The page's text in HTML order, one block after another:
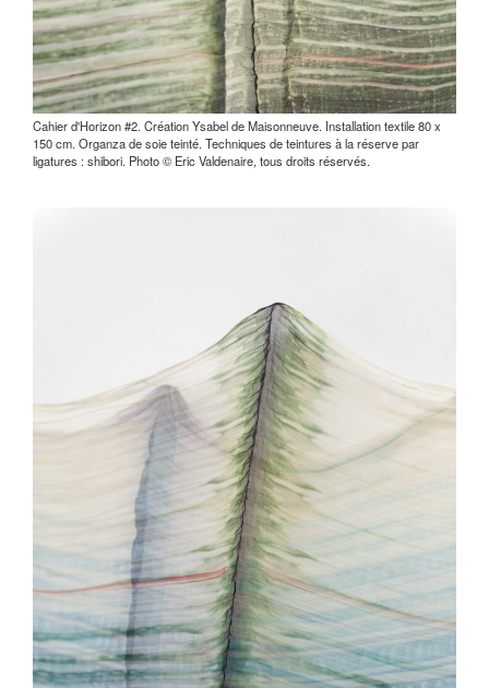
Cahier d'Horizon #2. Création Ysabel de Maisonneuve. Installation textile 80 x
150 cm. Organza de soie teinté. Techniques de teintures à la réserve par
ligatures : shibori. Photo © Eric Valdenaire, tous droits réservés.